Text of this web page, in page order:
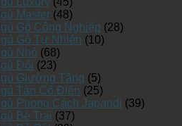
Master (48)
Gỗ Công Nghiệp (28)
Gỗ Tự Nhiên (10)
Nhỏ (68)
Đôi (23)
Giường Tầng (5)
Tân Cổ Điển (25)
Phong Cách Japandi (39)
Bé Trai (37)